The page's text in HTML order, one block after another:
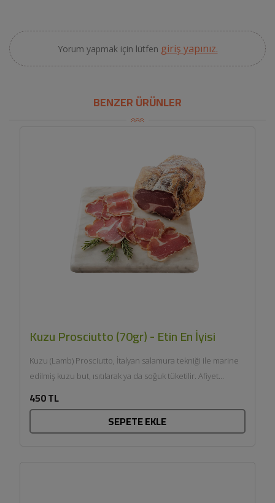
Yorum yapmak için lütfen giriş yapınız.
BENZER ÜRÜNLER
Kuzu Prosciutto (70gr) - Etin En İyisi
Kuzu (Lamb) Prosciutto, İtalyan salamura tekniği ile marine
edilmiş kuzu but, ısıtılarak ya da soğuk tüketilir. Afiyet
450 TL
SEPETE EKLE